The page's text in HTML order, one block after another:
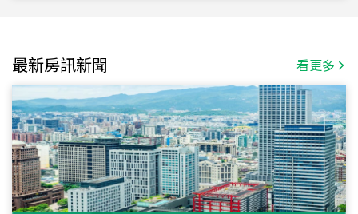
最新房訊新聞 看更多